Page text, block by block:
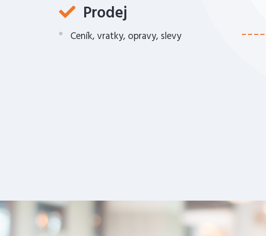
Prodej
Ceník, vratky, opravy, slevy